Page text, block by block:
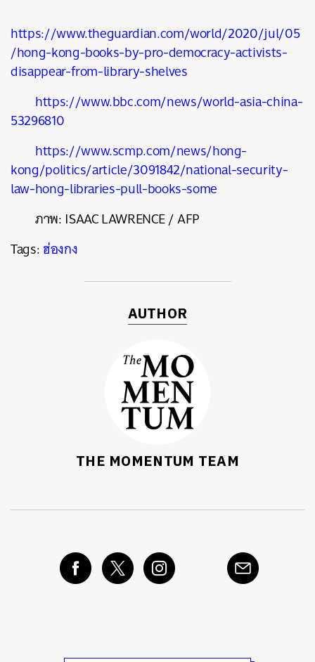
https://www.theguardian.com/world/2020/jul/05
/hong-kong-books-by-pro-democracy-activists-
disappear-from-library-shelves
https://www.bbc.com/news/world-asia-china-
53296810
https://www.scmp.com/news/hong-
kong/politics/article/3091842/national-security-
law-hong-libraries-pull-books-some
ภาพ: ISAAC LAWRENCE / AFP
Tags:ฮ่องกง
AUTHOR
THE MOMENTUM TEAM